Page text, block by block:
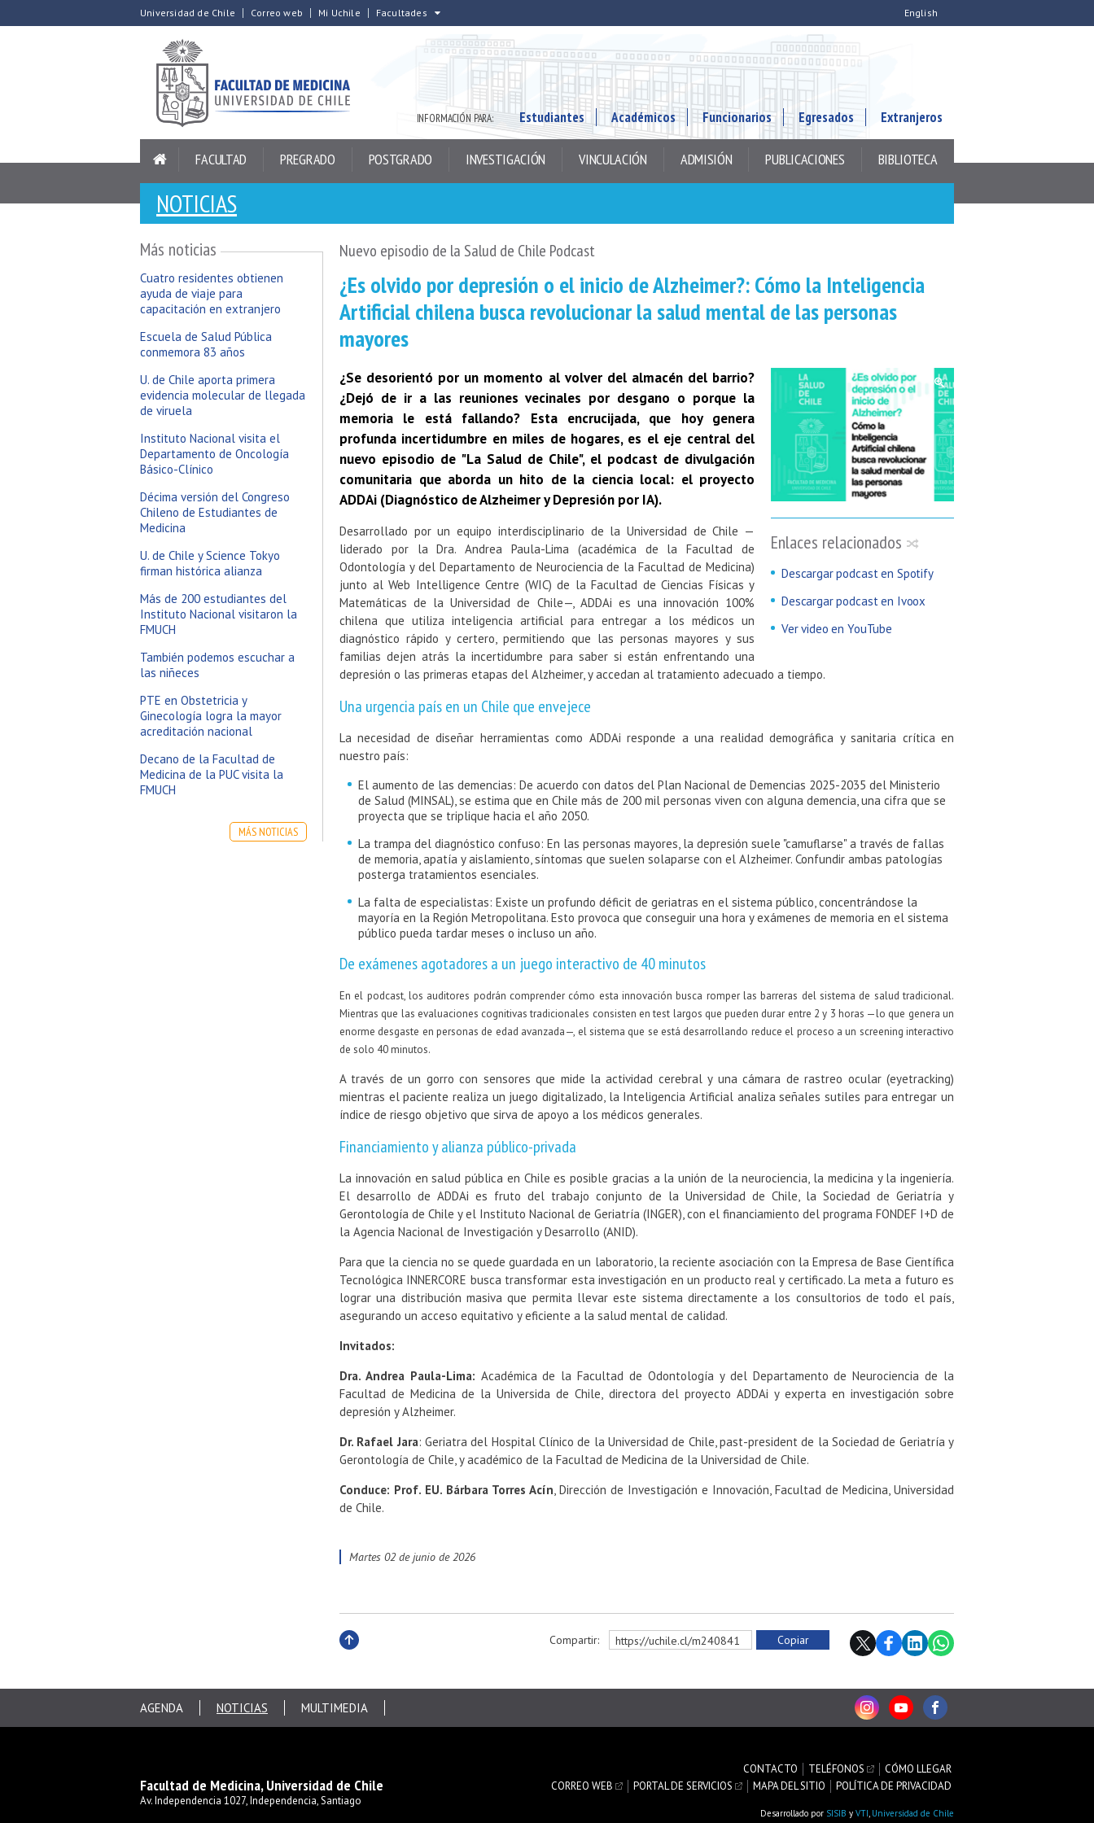
Universidad de Chile Correo web Mi Uchile Facultades English
INFORMACIÓN PARA: Estudiantes Académicos Funcionarios Egresados Extranjeros
FACULTAD PREGRADO POSTGRADO INVESTIGACIÓN VINCULACIÓN ADMISIÓN PUBLICACIONES BIBLIOTECA
NOTICIAS
Más noticias
Cuatro residentes obtienen
ayuda de viaje para
capacitación en extranjero
Escuela de Salud Pública
conmemora 83 años
U. de Chile aporta primera
evidencia molecular de llegada
de viruela
Instituto Nacional visita el
Departamento de Oncología
Básico-Clínico
Décima versión del Congreso
Chileno de Estudiantes de
Medicina
U. de Chile y Science Tokyo
firman histórica alianza
Más de 200 estudiantes del
Instituto Nacional visitaron la
FMUCH
También podemos escuchar a
las niñeces
PTE en Obstetricia y
Ginecología logra la mayor
acreditación nacional
Decano de la Facultad de
Medicina de la PUC visita la
FMUCH
MÁS NOTICIAS
Nuevo episodio de la Salud de Chile Podcast
¿Es olvido por depresión o el inicio de Alzheimer?: Cómo la Inteligencia
Artificial chilena busca revolucionar la salud mental de las personas
mayores
Enlaces relacionados
Descargar podcast en Spotify
Descargar podcast en Ivoox
Ver video en YouTube
¿Se desorientó por un momento al volver del almacén del barrio?
¿Dejó de ir a las reuniones vecinales por desgano o porque la
memoria le está fallando? Esta encrucijada, que hoy genera
profunda incertidumbre en miles de hogares, es el eje central del
nuevo episodio de "La Salud de Chile", el podcast de divulgación
comunitaria que aborda un hito de la ciencia local: el proyecto
ADDAi (Diagnóstico de Alzheimer y Depresión por IA).
Desarrollado por un equipo interdisciplinario de la Universidad de Chile —
liderado por la Dra. Andrea Paula-Lima (académica de la Facultad de
Odontología y del Departamento de Neurociencia de la Facultad de Medicina)
junto al Web Intelligence Centre (WIC) de la Facultad de Ciencias Físicas y
Matemáticas de la Universidad de Chile—, ADDAi es una innovación 100%
chilena que utiliza inteligencia artificial para entregar a los médicos un
diagnóstico rápido y certero, permitiendo que las personas mayores y sus
familias dejen atrás la incertidumbre para saber si están enfrentando una
depresión o las primeras etapas del Alzheimer, y accedan al tratamiento adecuado a tiempo.
Una urgencia país en un Chile que envejece
La necesidad de diseñar herramientas como ADDAi responde a una realidad demográfica y sanitaria crítica en
nuestro país:
El aumento de las demencias: De acuerdo con datos del Plan Nacional de Demencias 2025-2035 del Ministerio
de Salud (MINSAL), se estima que en Chile más de 200 mil personas viven con alguna demencia, una cifra que se
proyecta que se triplique hacia el año 2050.
La trampa del diagnóstico confuso: En las personas mayores, la depresión suele "camuflarse" a través de fallas
de memoria, apatía y aislamiento, síntomas que suelen solaparse con el Alzheimer. Confundir ambas patologías
posterga tratamientos esenciales.
La falta de especialistas: Existe un profundo déficit de geriatras en el sistema público, concentrándose la
mayoría en la Región Metropolitana. Esto provoca que conseguir una hora y exámenes de memoria en el sistema
público pueda tardar meses o incluso un año.
De exámenes agotadores a un juego interactivo de 40 minutos
En el podcast, los auditores podrán comprender cómo esta innovación busca romper las barreras del sistema de salud tradicional.
Mientras que las evaluaciones cognitivas tradicionales consisten en test largos que pueden durar entre 2 y 3 horas —lo que genera un
enorme desgaste en personas de edad avanzada—, el sistema que se está desarrollando reduce el proceso a un screening interactivo
de solo 40 minutos.
A través de un gorro con sensores que mide la actividad cerebral y una cámara de rastreo ocular (eyetracking)
mientras el paciente realiza un juego digitalizado, la Inteligencia Artificial analiza señales sutiles para entregar un
índice de riesgo objetivo que sirva de apoyo a los médicos generales.
Financiamiento y alianza público-privada
La innovación en salud pública en Chile es posible gracias a la unión de la neurociencia, la medicina y la ingeniería.
El desarrollo de ADDAi es fruto del trabajo conjunto de la Universidad de Chile, la Sociedad de Geriatría y
Gerontología de Chile y el Instituto Nacional de Geriatría (INGER), con el financiamiento del programa FONDEF I+D de
la Agencia Nacional de Investigación y Desarrollo (ANID).
Para que la ciencia no se quede guardada en un laboratorio, la reciente asociación con la Empresa de Base Científica
Tecnológica INNERCORE busca transformar esta investigación en un producto real y certificado. La meta a futuro es
lograr una distribución masiva que permita llevar este sistema directamente a los consultorios de todo el país,
asegurando un acceso equitativo y eficiente a la salud mental de calidad.
Invitados:
Dra. Andrea Paula-Lima: Académica de la Facultad de Odontología y del Departamento de Neurociencia de la
Facultad de Medicina de la Universida de Chile, directora del proyecto ADDAi y experta en investigación sobre
depresión y Alzheimer.
Dr. Rafael Jara: Geriatra del Hospital Clínico de la Universidad de Chile, past-president de la Sociedad de Geriatría y
Gerontología de Chile, y académico de la Facultad de Medicina de la Universidad de Chile.
Conduce: Prof. EU. Bárbara Torres Acín, Dirección de Investigación e Innovación, Facultad de Medicina, Universidad
de Chile.
martes 02 de junio de 2026
Compartir: https://uchile.cl/m240841 Copiar
AGENDA NOTICIAS MULTIMEDIA
CONTACTO TELÉFONOS
CÓMO LLEGAR
CORREO WEB
PORTAL DE SERVICIOS MAPA DEL SITIO POLÍTICA DE PRIVACIDAD
Facultad de Medicina, Universidad de Chile
Av. Independencia 1027, Independencia, Santiago
Desarrollado por SISIB y VTI, Universidad de Chile